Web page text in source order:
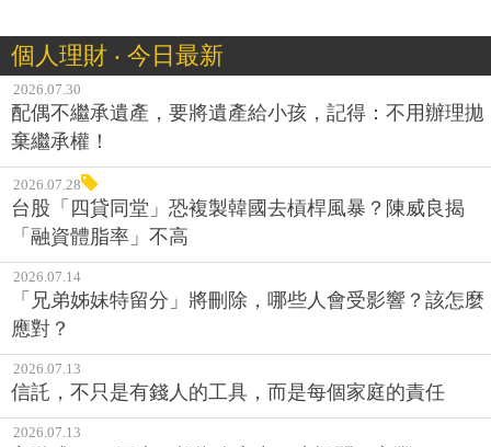
個人理財 ‧ 今日最新
2026.07.30
配偶不繼承遺產，要將遺產給小孩，記得：不用辦理拋
棄繼承權！
2026.07.28
台股「四貸同堂」恐複製韓國去槓桿風暴？陳威良揭
「融資體脂率」不高
2026.07.14
「兄弟姊妹特留分」將刪除，哪些人會受影響？該怎麼
應對？
2026.07.13
信託，不只是有錢人的工具，而是每個家庭的責任
2026.07.13